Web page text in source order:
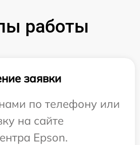
работы
заявки
по телефону или
на сайте
Epson.